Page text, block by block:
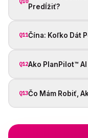
Predĺžiť?
Q11Čína: Koľko Dát
Q12Ako PlanPilot™
Q13Čo Mám Robiť,